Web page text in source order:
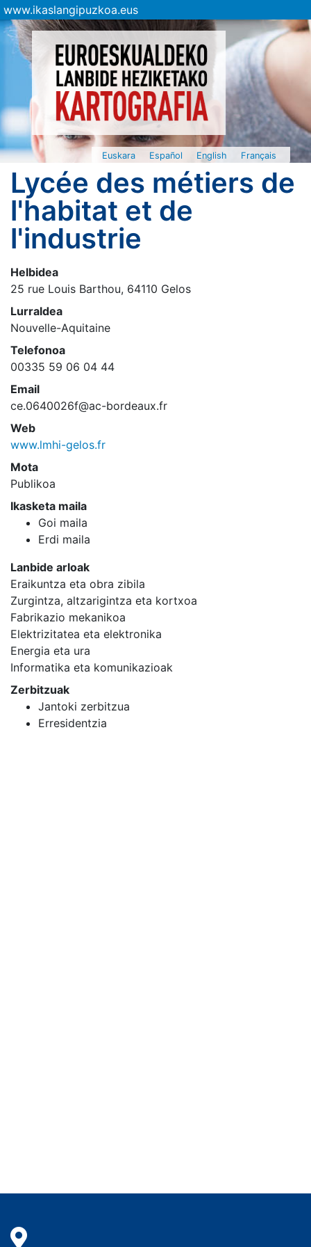
www.ikaslangipuzkoa.eus
Euskara Español English Français
Lycée des métiers de
l'habitat et de
l'industrie
Helbidea
25 rue Louis Barthou, 64110 Gelos
Lurraldea
Nouvelle-Aquitaine
Telefonoa
00335 59 06 04 44
Email
ce.0640026f@ac-bordeaux.fr
Web
www.lmhi-gelos.fr
Mota
Publikoa
Ikasketa maila
Goi maila
Erdi maila
Lanbide arloak
Eraikuntza eta obra zibila
Zurgintza, altzarigintza eta kortxoa
Fabrikazio mekanikoa
Elektrizitatea eta elektronika
Energia eta ura
Informatika eta komunikazioak
Zerbitzuak
Jantoki zerbitzua
Erresidentzia